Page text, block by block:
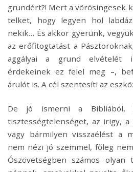
grundért?! Mert a vörösingesek
telket, hogy legyen hol
nekik… És akkor gyerünk,
az erőfitogtatást a
aggályai a grund elvételét
érdekeinek ez felel meg –,
árulót is. A cél szentesíti az
De jó ismerni a Bibliából,
tisztességtelenséget, az irigy, a
vagy bármilyen visszaélést a
nem nézi jó szemmel, főleg
Ószövetségben számos